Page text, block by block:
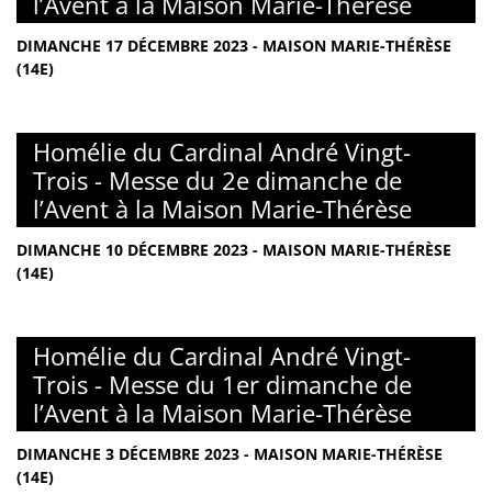
DIMANCHE 17 DÉCEMBRE 2023 - MAISON MARIE-THÉRÈSE
(14E)
Homélie du Cardinal André Vingt-
Trois - Messe du 2e dimanche de
l’Avent à la Maison Marie-Thérèse
DIMANCHE 10 DÉCEMBRE 2023 - MAISON MARIE-THÉRÈSE
(14E)
Homélie du Cardinal André Vingt-
Trois - Messe du 1er dimanche de
l’Avent à la Maison Marie-Thérèse
DIMANCHE 3 DÉCEMBRE 2023 - MAISON MARIE-THÉRÈSE
(14E)